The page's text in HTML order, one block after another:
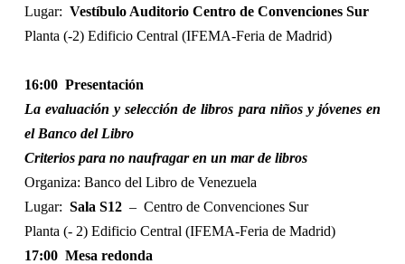
Lugar: Vestíbulo Auditorio Centro de Convenciones Sur
Planta (-2) Edificio Central (IFEMA-Feria de Madrid)
16:00 Presentación
La evaluación y selección de libros para niños y jóvenes en
el Banco del Libro
Criterios para no naufragar en un mar de libros
Organiza: Banco del Libro de Venezuela
Lugar: Sala S12 – Centro de Convenciones Sur
Planta (- 2) Edificio Central (IFEMA-Feria de Madrid)
17:00 Mesa redonda